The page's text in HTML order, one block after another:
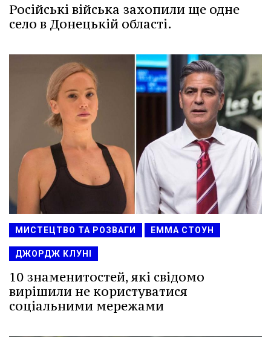
Російські війська захопили ще одне
село в Донецькій області.
МИСТЕЦТВО ТА РОЗВАГИ ЕММА СТОУН
ДЖОРДЖ КЛУНІ
10 знаменитостей, які свідомо
вирішили не користуватися
соціальними мережами